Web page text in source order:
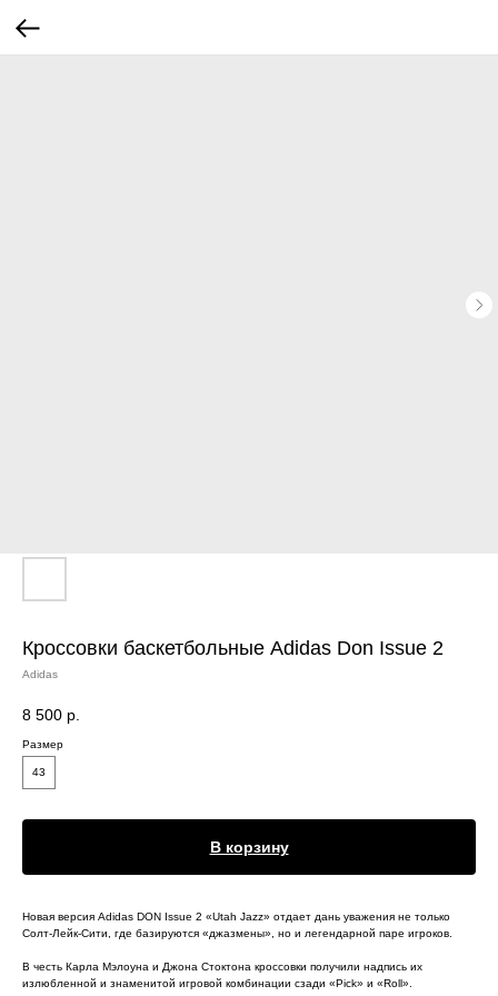
Кроссовки баскетбольные Adidas Don Issue 2
Adidas
8 500 р.
Размер
43
В корзину
Новая версия Adidas DON Issue 2 «Utah Jazz» отдает дань уважения не только
Солт-Лейк-Сити, где базируются «джазмены», но и легендарной паре игроков.
В честь Карла Мэлоуна и Джона Стоктона кроссовки получили надпись их
излюбленной и знаменитой игровой комбинации сзади «Pick» и «Roll».